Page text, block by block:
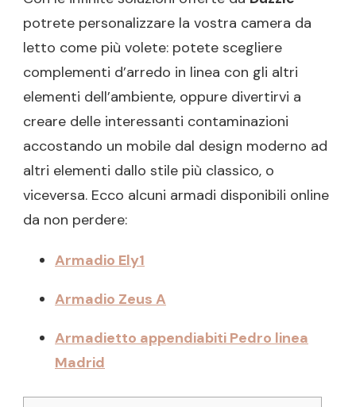
potrete personalizzare la vostra camera da
letto come più volete: potete scegliere
complementi d’arredo in linea con gli altri
elementi dell’ambiente, oppure divertirvi a
creare delle interessanti contaminazioni
accostando un mobile dal design moderno ad
altri elementi dallo stile più classico, o
viceversa. Ecco alcuni armadi disponibili online
da non perdere:
Armadio Ely1
Armadio Zeus A
Armadietto appendiabiti Pedro linea
Madrid